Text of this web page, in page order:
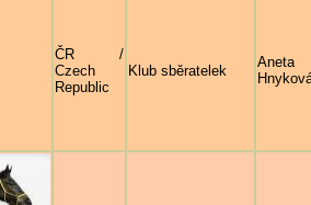
ČR /
Czech
Republic
Klub sběratelek
Aneta